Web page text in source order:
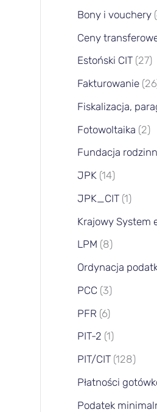
Bony i vouchery
Ceny
Estoński CIT(27)
Fakturowanie
Fiskalizacja,
Fotowoltaika (2)
Fundacja
JPK(14)
JPK_CIT(1)
Krajowy System
LPM (8)
Ordynacja
PCC (3)
PFR (6)
PIT-2 (1)
PIT/CIT(128)
Płatności
Podatek